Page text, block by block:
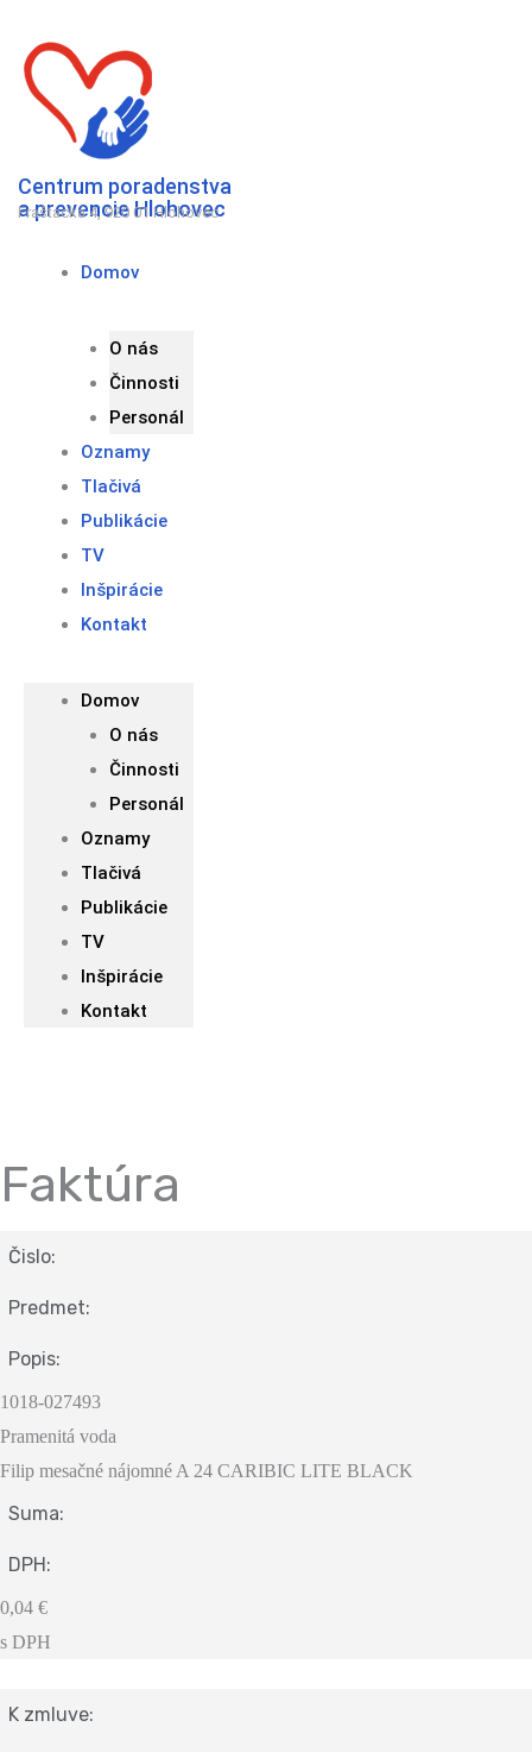
obsah
Centrum poradenstva
a prevencie Hlohovec
Fraštacká 4, 920 01 Hlohovec
Domov
O nás
Činnosti
Personál
Oznamy
Tlačivá
Publikácie
TV
Inšpirácie
Kontakt
Domov
O nás
Činnosti
Personál
Oznamy
Tlačivá
Publikácie
TV
Inšpirácie
Kontakt
Faktúra
Čislo:
Predmet:
Popis:
1018-027493
Pramenitá voda
Filip mesačné nájomné A 24 CARIBIC LITE BLACK
Suma:
DPH:
0,04 €
s DPH
K zmluve: